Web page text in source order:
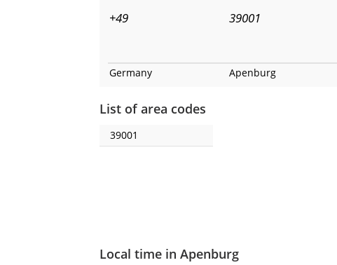
+49 39001
Germany Apenburg
List of area codes
39001
Local time in Apenburg